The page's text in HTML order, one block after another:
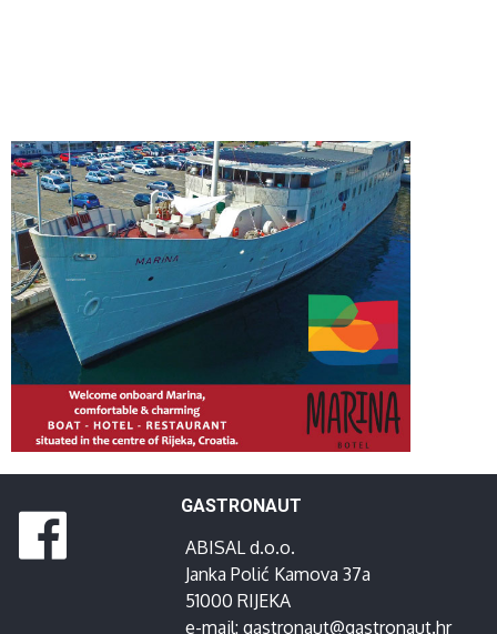
GASTRONAUT
ABISAL d.o.o.
Janka Polić Kamova 37a
51000 RIJEKA
e-mail: gastronaut@gastronaut.hr